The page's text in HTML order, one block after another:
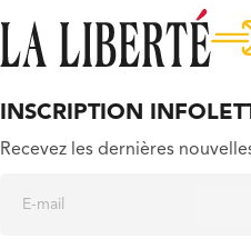
INSCRIPTION
Recevez les dernières